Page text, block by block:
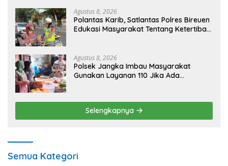
Agustus 8, 2026
Polantas Karib, Satlantas Polres Bireuen
Edukasi Masyarakat Tentang Ketertiban
Agustus 8, 2026
Polsek Jangka Imbau Masyarakat
Gunakan Layanan 110 Jika Ada
Selengkapnya
Semua Kategori